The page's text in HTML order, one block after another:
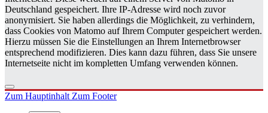
Deutschland gespeichert. Ihre IP-Adresse wird noch zuvor
anonymisiert. Sie haben allerdings die Möglichkeit, zu verhindern,
dass Cookies von Matomo auf Ihrem Computer gespeichert werden.
Hierzu müssen Sie die Einstellungen an Ihrem Internetbrowser
entsprechend modifizieren. Dies kann dazu führen, dass Sie unsere
Internetseite nicht im kompletten Umfang verwenden können.
Zum HauptinhaltZum Footer